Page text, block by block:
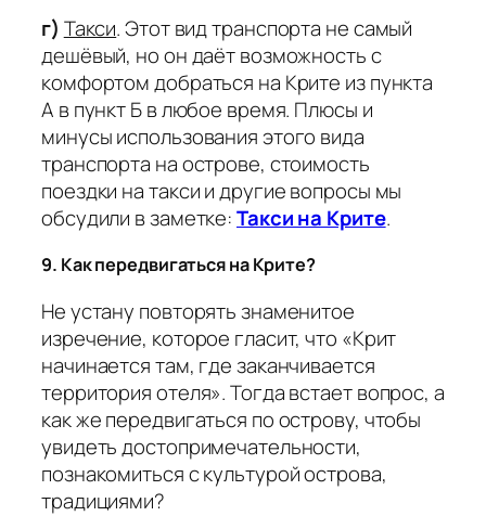
г) Такси.Этот вид транспорта не самый
дешёвый, но он даёт возможность с
комфортом добраться на Крите из пункта
А в пункт Б в любое время. Плюсы и
минусы использования этого вида
транспорта на острове, стоимость
поездки на такси и другие вопросы мы
обсудили в заметке:Такси на Крите.
9. Как передвигаться на Крите?
Не устану повторять знаменитое
изречение, которое гласит, что «Крит
начинается там, где заканчивается
территория отеля». Тогда встает вопрос, а
как же передвигаться по острову, чтобы
увидеть достопримечательности,
познакомиться с культурой острова,
традициями?